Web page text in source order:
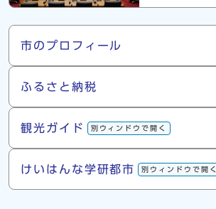
市について
市のプロフィール
ふるさと納税
観光ガイド 別ウィンドウで開く
けいはんな学研都市 別ウィンドウで開く